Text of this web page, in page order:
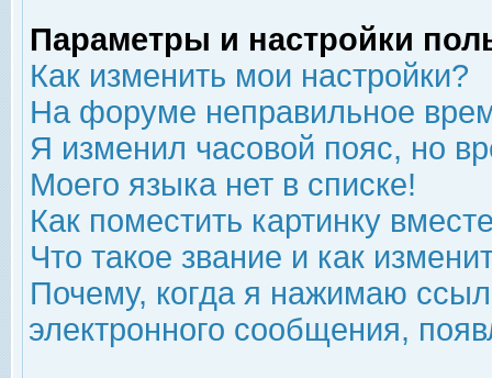
Параметры и настройки
Как изменить мои настройки?
На форуме неправильное
Я изменил часовой пояс, но
Моего языка нет в списке!
Как поместить картинку
Что такое звание и как
Почему, когда я нажимаю
электронного сообщения,